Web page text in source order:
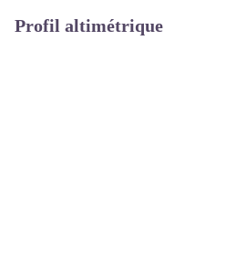
Profil altimétrique